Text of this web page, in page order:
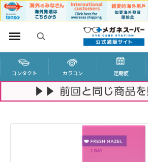
コンタクト カラコン 定期便